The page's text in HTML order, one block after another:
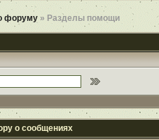
форуму » Разделы помощи
о сообщениях